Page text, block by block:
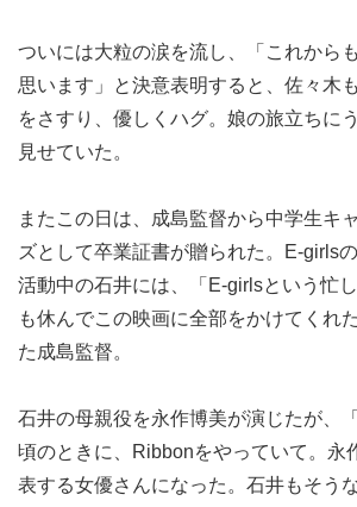
ついには大粒の涙を流し、「これから
思います」と決意表明すると、佐々木
をさすり、優しくハグ。娘の旅立ちに
見せていた。
またこの日は、成島監督から中学生キ
ズとして卒業証書が贈られた。E-girls
活動中の石井には、「E-girlsという忙
も休んでこの映画に全部をかけてくれ
た成島監督。
石井の母親役を永作博美が演じたが、
頃のときに、Ribbonをやっていて。永
表する女優さんになった。石井もそう